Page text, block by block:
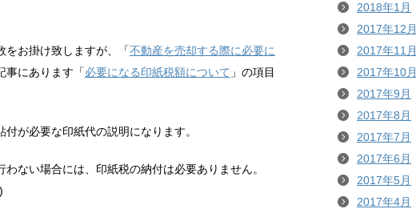
をお掛け致しますが、「不動産を売却する際に必要に
事にあります「必要になる印紙税額について 」の項目
が必要な印紙代の説明になります。
ない場合には、印紙税の納付は必要ありません。
2018年1月
2017年12月
2017年11月
2017年10月
2017年9月
2017年8月
2017年7月
2017年6月
2017年5月
2017年4月